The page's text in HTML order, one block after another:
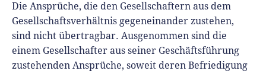
Die Ansprüche, die den Gesellschaftern aus dem
Gesellschaftsverhältnis gegeneinander zustehen,
sind nicht übertragbar. Ausgenommen sind die
einem Gesellschafter aus seiner Geschäftsführung
zustehenden Ansprüche, soweit deren Befriedigung